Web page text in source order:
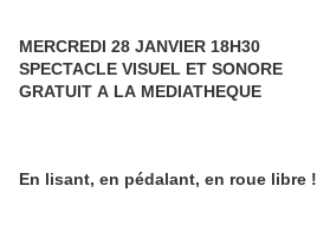
MERCREDI 28 JANVIER 18H30
SPECTACLE VISUEL ET SONORE
GRATUIT A LA MEDIATHEQUE
En lisant, en pédalant, en roue libre !